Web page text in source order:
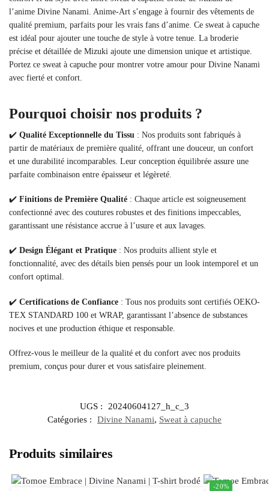
l’anime Divine Nanami. Anime-Art s’engage à fournir des vêtements de
qualité premium, parfaits pour les vrais fans d’anime. Ce sweat à capuche
est idéal pour ajouter une touche de style à votre tenue. La broderie
précise et détaillée de Mizuki ajoute une dimension unique et artistique.
Portez ce sweat à capuche pour montrer votre amour pour Divine Nanami
avec fierté et confort.
Pourquoi choisir nos produits ?
✔️ Qualité Exceptionnelle du Tissu : Nos produits sont fabriqués à
partir de matériaux de première qualité, offrant une douceur, un confort
et une durabilité incomparables. Leur conception équilibrée assure une
parfaite combinaison entre épaisseur et légèreté.
✔️ Finitions de Première Qualité : Chaque article est soigneusement
confectionné avec des coutures robustes et des finitions impeccables,
garantissant une résistance accrue à l’usure et aux lavages.
✔️ Design Élégant et Pratique : Nos produits allient style et
fonctionnalité, avec des détails bien pensés pour un look intemporel et un
confort optimal.
✔️ Certifications de Confiance : Tous nos produits sont certifiés OEKO-
TEX STANDARD 100 et WRAP, garantissant l’absence de substances
nocives et une production éthique et responsable.
Offrez-vous le meilleur de la qualité et du confort avec nos produits
premium, conçus pour durer et vous satisfaire pleinement.
UGS :
20240604127_h_c_3
Catégories :
Divine Nanami, Sweat à capuche
Produits similaires
-20%